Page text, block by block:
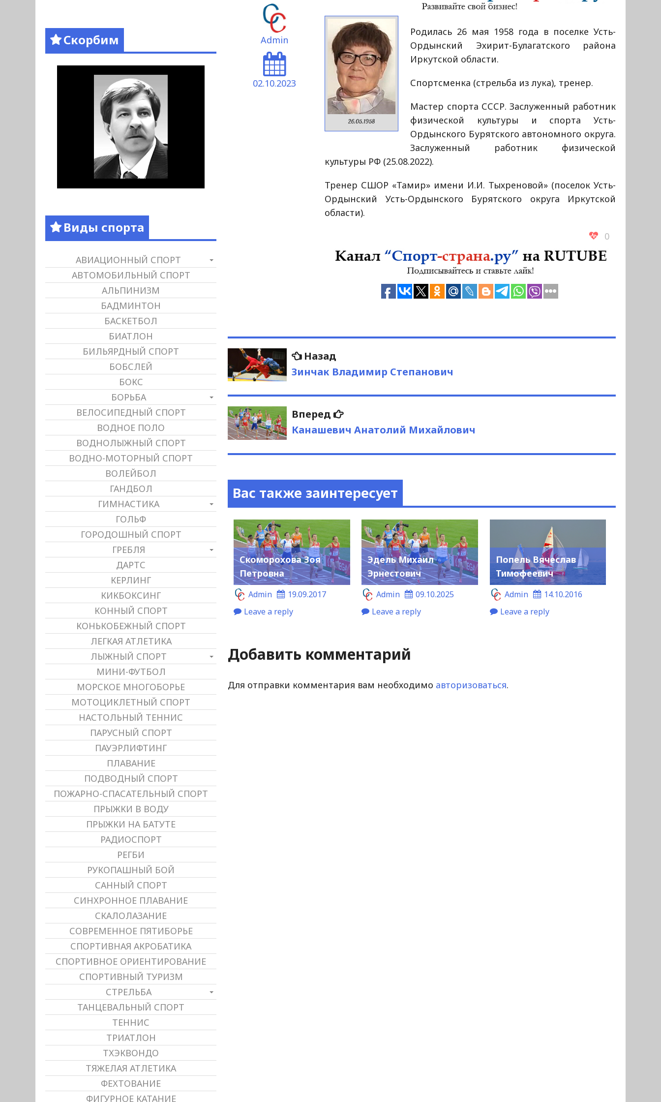
Admin
02.10.2023
26.05.1958
Родилась 26 мая 1958 года в поселке Усть-
Ордынский Эхирит-Булагатского района
Иркутской области.
Спортсменка (стрельба из лука), тренер.
Мастер спорта СССР. Заслуженный работник
физической культуры и спорта Усть-
Ордынского Бурятского автономного округа.
Заслуженный работник физической
культуры РФ (25.08.2022).
Тренер СШОР «Тамир» имени И.И. Тыхреновой» (поселок Усть-
Ордынский Усть-Ордынского Бурятского округа Иркутской
области).
0
Навигация
по
записям
Назад
запись:
Зинчак Владимир Степанович
Вперед
Следующая
запись:
Канашевич Анатолий Михайлович
Вас также заинтересует
Скоморохова Зоя
Петровна
Admin
19.09.2017
Leave a reply
Эдель Михаил
Эрнестович
Admin
09.10.2025
Leave a reply
Попель Вячеслав
Тимофеевич
Admin
14.10.2016
Leave a reply
Добавить комментарий
Для отправки комментария вам необходимо авторизоваться.
Скорбим
Виды спорта
АВИАЦИОННЫЙ СПОРТ
АВТОМОБИЛЬНЫЙ СПОРТ
АЛЬПИНИЗМ
БАДМИНТОН
БАСКЕТБОЛ
БИАТЛОН
БИЛЬЯРДНЫЙ СПОРТ
БОБСЛЕЙ
БОКС
БОРЬБА
ВЕЛОСИПЕДНЫЙ СПОРТ
ВОДНОЕ ПОЛО
ВОДНОЛЫЖНЫЙ СПОРТ
ВОДНО-МОТОРНЫЙ СПОРТ
ВОЛЕЙБОЛ
ГАНДБОЛ
ГИМНАСТИКА
ГОЛЬФ
ГОРОДОШНЫЙ СПОРТ
ГРЕБЛЯ
ДАРТС
КЕРЛИНГ
КИКБОКСИНГ
КОННЫЙ СПОРТ
КОНЬКОБЕЖНЫЙ СПОРТ
ЛЕГКАЯ АТЛЕТИКА
ЛЫЖНЫЙ СПОРТ
МИНИ-ФУТБОЛ
МОРСКОЕ МНОГОБОРЬЕ
МОТОЦИКЛЕТНЫЙ СПОРТ
НАСТОЛЬНЫЙ ТЕННИС
ПАРУСНЫЙ СПОРТ
ПАУЭРЛИФТИНГ
ПЛАВАНИЕ
ПОДВОДНЫЙ СПОРТ
ПОЖАРНО-СПАСАТЕЛЬНЫЙ СПОРТ
ПРЫЖКИ В ВОДУ
ПРЫЖКИ НА БАТУТЕ
РАДИОСПОРТ
РЕГБИ
РУКОПАШНЫЙ БОЙ
САННЫЙ СПОРТ
СИНХРОННОЕ ПЛАВАНИЕ
СКАЛОЛАЗАНИЕ
СОВРЕМЕННОЕ ПЯТИБОРЬЕ
СПОРТИВНАЯ АКРОБАТИКА
СПОРТИВНОЕ ОРИЕНТИРОВАНИЕ
СПОРТИВНЫЙ ТУРИЗМ
СТРЕЛЬБА
ТАНЦЕВАЛЬНЫЙ СПОРТ
ТЕННИС
ТРИАТЛОН
ТХЭКВОНДО
ТЯЖЕЛАЯ АТЛЕТИКА
ФЕХТОВАНИЕ
ФИГУРНОЕ КАТАНИЕ